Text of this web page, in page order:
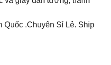
Quốc .Chuyên Sỉ Lẻ. Ship